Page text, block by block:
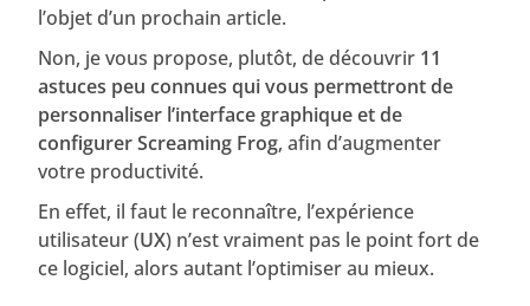
l’objet d’un prochain article.
Non, je vous propose, plutôt, de découvrir 11
astuces peu connues qui vous permettront de
personnaliser l’interface graphique et de
configurer Screaming Frog, afin d’augmenter
votre productivité.
En effet, il faut le reconnaître, l’expérience
utilisateur (UX) n’est vraiment pas le point fort de
ce logiciel, alors autant l’optimiser au mieux.